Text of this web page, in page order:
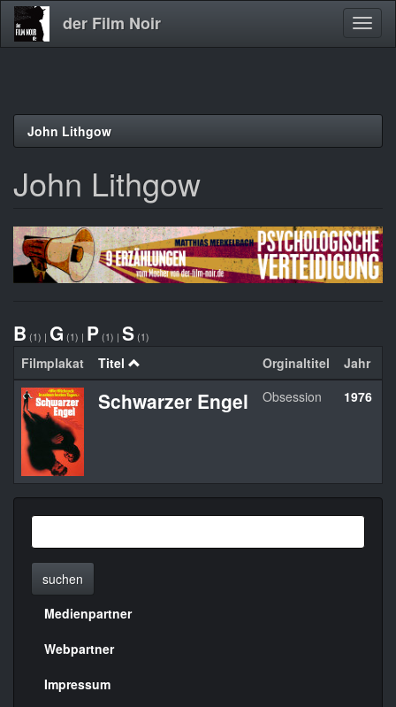
Direkt
der Film Noir
John Lithgow
John Lithgow
B (1) | G (1) | P (1) | S (1)
Filmplakat Titel Orginaltitel Jahr
Schwarzer Engel Obsession 1976
suchen
Menülinks
rechte
Seite
Medienpartner
Webpartner
Impressum